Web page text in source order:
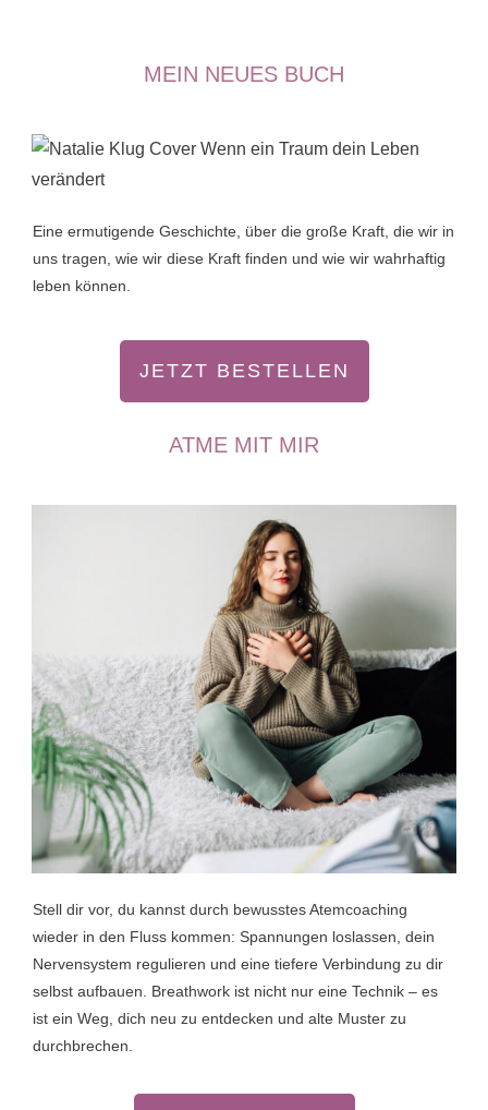
MEIN NEUES BUCH
Eine ermutigende Geschichte, über die große Kraft, die wir in
uns tragen, wie wir diese Kraft finden und wie wir wahrhaftig
leben können.
JETZT BESTELLEN
ATME MIT MIR
Stell dir vor, du kannst durch bewusstes Atemcoaching
wieder in den Fluss kommen: Spannungen loslassen, dein
Nervensystem regulieren und eine tiefere Verbindung zu dir
selbst aufbauen. Breathwork ist nicht nur eine Technik – es
ist ein Weg, dich neu zu entdecken und alte Muster zu
durchbrechen.